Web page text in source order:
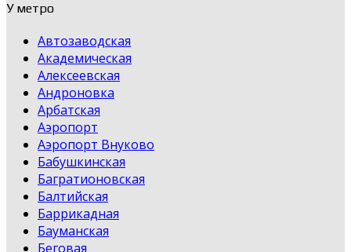
У метро
Автозаводская
Академическая
Алексеевская
Андроновка
Арбатская
Аэропорт
Аэропорт Внуково
Бабушкинская
Багратионовская
Балтийская
Баррикадная
Бауманская
Беговая